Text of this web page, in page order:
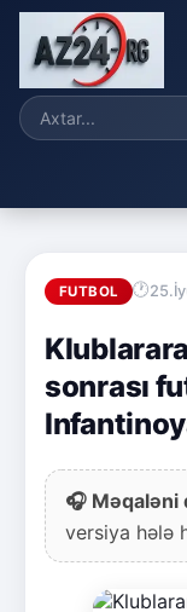
FUTBOL
sonrası
🎧 Məqaləni
versiya hələ